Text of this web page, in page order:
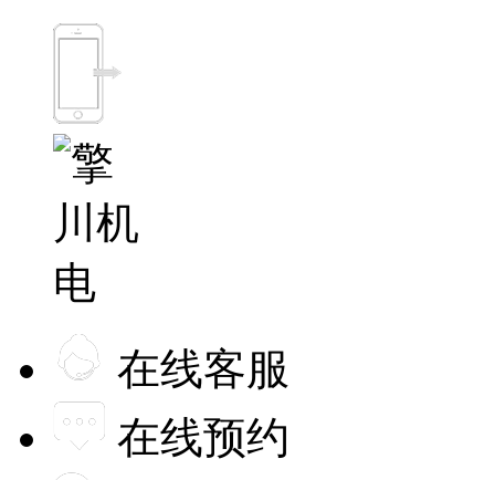
在线客服
在线预约